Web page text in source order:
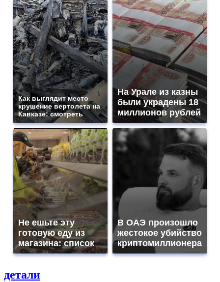
Как выглядит место
крушение вертолета на
Кавказе: смотреть
На Урале из казны
были украдены 18
миллионов рублей
Не ешьте эту
готовую еду из
магазина: список
В ОАЭ произошло
жестокое убийство
криптомиллионера
детали